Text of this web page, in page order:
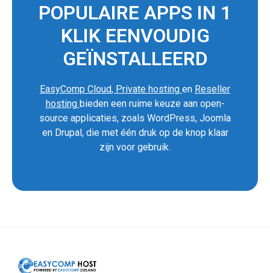
POPULAIRE APPS IN 1
KLIK EENVOUDIG
GEÏNSTALLEERD
EasyComp Cloud, Private hosting en Reseller
hosting bieden een ruime keuze aan open-
source applicaties, zoals WordPress, Joomla
en Drupal, die met één druk op de knop klaar
zijn voor gebruik.